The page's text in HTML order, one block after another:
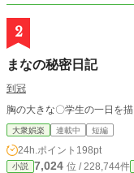
2
まなの秘密日記
到冠
胸の大きな〇学生の一日を描
大衆娯楽 連載中 短編
24h.ポイント 198pt
小説 7,024 位 / 228,744件